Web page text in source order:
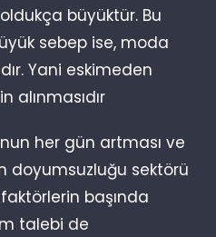
büyüktür. Bu
sebep ise, moda
Yani eskimeden
alınmasıdır
her gün artması ve
doyumsuzluğu sektörü
başında
talebi de